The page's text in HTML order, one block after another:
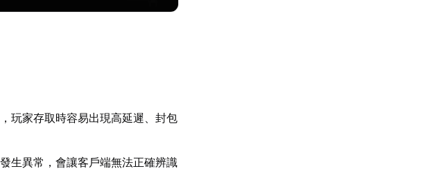
玩家存取時容易出現高延遲、封包
生異常，會讓客戶端無法正確辨識